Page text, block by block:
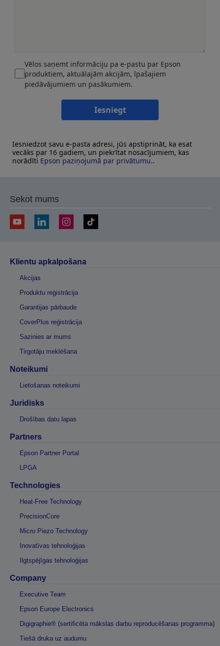
Vēlos saņemt informāciju pa e-pastu par Epson
produktiem, aktuālajām akcijām, īpašajiem
piedāvājumiem un pasākumiem.
Iesniegt
Iesniedzot savu e-pasta adresi, jūs apstiprināt, ka esat
vecāks par 16 gadiem, un piekrītat nosacījumiem, kas
norādīti Epson paziņojumā par privātumu..
Sekot mums
Klientu apkalpošana
Akcijas
Produktu reģistrācija
Garantijas pārbaude
CoverPlus reģistrācija
Sazinies ar mums
Tirgotāju meklēšana
Noteikumi
Lietošanas noteikumi
Juridisks
Drošības datu lapas
Partners
Epson Partner Portal
LPGA
Technologies
Heat-Free Technology
PrecisionCore
Micro Piezo Technology
Inovatīvas tehnoloģijas
Ilgtspējīgas tehnoloģijas
Company
Executive Team
Epson Europe Electronics
Digigraphie® (sertificēta mākslas darbu reproducēšanas programma)
Tiešā druka uz audumu